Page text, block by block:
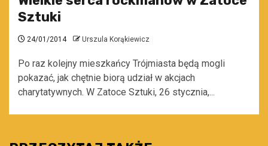
Sztuki
24/01/2014 Urszula Korąkiewicz
Po raz kolejny mieszkańcy Trójmiasta będą mogli
pokazać, jak chętnie biorą udział w akcjach
charytatywnych. W Zatoce Sztuki, 26 stycznia,...